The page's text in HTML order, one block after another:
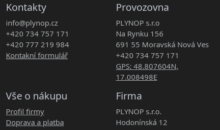
Kontakty
info@plynop.cz
+420 734 757 171
+420 777 219 984
Kontakní formulář
Provozovna
PLYNOP s.r.o
Na Rynku 156
691 55 Moravská Nová Ves
+420 734 757 171
GPS: 48.807604N,
17.008498E
Vše o nákupu
Profil firmy
Doprava a platba
Firma
PLYNOP s.r.o.
Hodonínská 12